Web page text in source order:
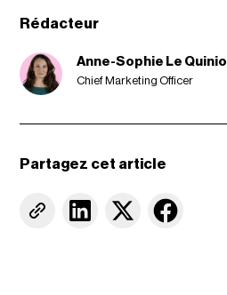
Rédacteur
Anne-Sophie Le Quinio
Chief Marketing Officer
Partagez cet article